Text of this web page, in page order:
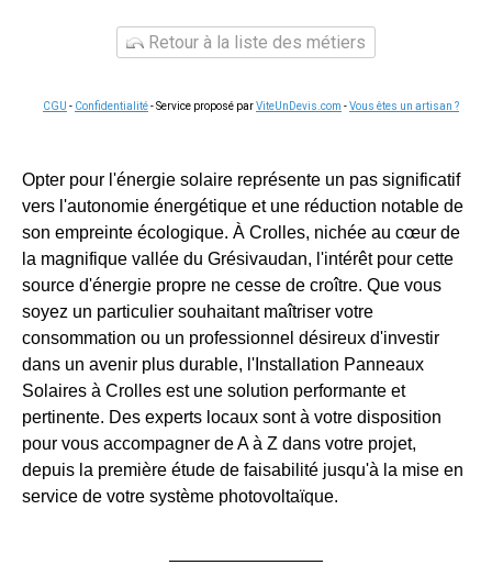
Retour à la liste des métiers
CGU - Confidentialité- Service proposé parViteUnDevis.com -Vous êtes un artisan ?
Opter pour l'énergie solaire représente un pas significatif
vers l'autonomie énergétique et une réduction notable de
son empreinte écologique. À Crolles, nichée au cœur de
la magnifique vallée du Grésivaudan, l'intérêt pour cette
source d'énergie propre ne cesse de croître. Que vous
soyez un particulier souhaitant maîtriser votre
consommation ou un professionnel désireux d'investir
dans un avenir plus durable, l'Installation Panneaux
Solaires à Crolles est une solution performante et
pertinente. Des experts locaux sont à votre disposition
pour vous accompagner de A à Z dans votre projet,
depuis la première étude de faisabilité jusqu'à la mise en
service de votre système photovoltaïque.